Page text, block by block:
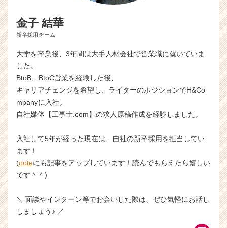
金子 結華
新卒採用チーム
大学を卒業後、3年間は大手人材会社で営業職に就いていま
した。
BtoB、BtoC営業を経験した後、
キャリアチェンジを希望し、ライターのポジションでH&Co
mpanyに入社。
自社媒体【工事士.com】の求人原稿作成を経験しました。
入社して5年が経った現在は、自社の新卒採用を担当してい
ます！
(noteにも記事をアップしています！読んでもらえたら嬉しい
です＾＾)
＼ 面談やインターン等でお会いした際は、ぜひ気軽にお話し
しましょう♪ ／